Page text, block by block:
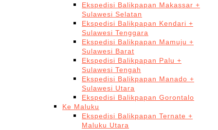
Ekspedisi Balikpapan Makassar +
Sulawesi Selatan
Ekspedisi Balikpapan Kendari +
Sulawesi Tenggara
Ekspedisi Balikpapan Mamuju +
Sulawesi Barat
Ekspedisi Balikpapan Palu +
Sulawesi Tengah
Ekspedisi Balikpapan Manado +
Sulawesi Utara
Ekspedisi Balikpapan Gorontalo
Ke Maluku
Ekspedisi Balikpapan Ternate +
Maluku Utara